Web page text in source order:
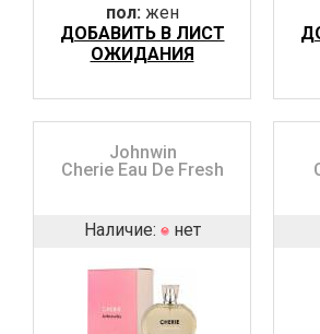
пол: жен
ДОБАВИТЬ В ЛИСТ
ОЖИДАНИЯ
Johnwin
Cherie Eau De Fresh
Наличие: нет